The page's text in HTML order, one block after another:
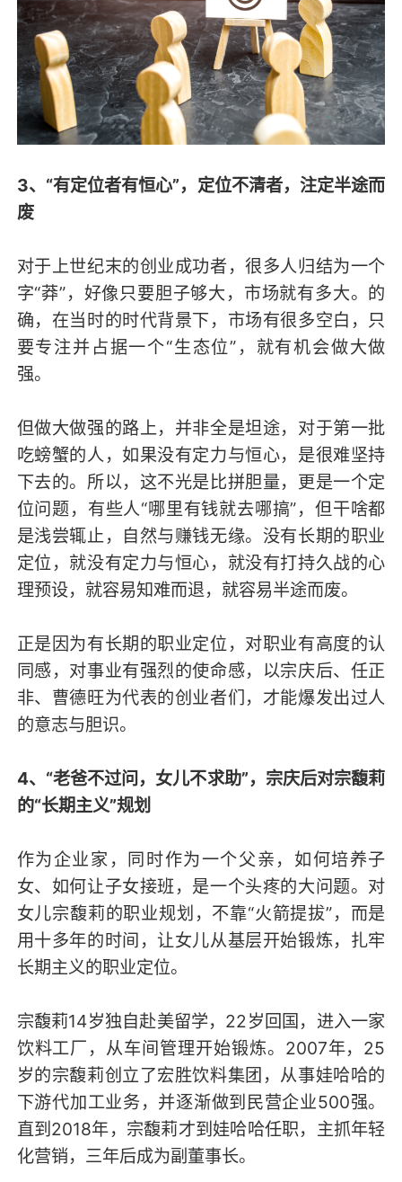
3、“有定位者有恒心”，定位不清者，注定半途而
废
对于上世纪末的创业成功者，很多人归结为一个
字“莽”，好像只要胆子够大，市场就有多大。的
确，在当时的时代背景下，市场有很多空白，只
要专注并占据一个“生态位”，就有机会做大做
强。
但做大做强的路上，并非全是坦途，对于第一批
吃螃蟹的人，如果没有定力与恒心，是很难坚持
下去的。所以，这不光是比拼胆量，更是一个定
位问题，有些人“哪里有钱就去哪搞”，但干啥都
是浅尝辄止，自然与赚钱无缘。没有长期的职业
定位，就没有定力与恒心，就没有打持久战的心
理预设，就容易知难而退，就容易半途而废。
正是因为有长期的职业定位，对职业有高度的认
同感，对事业有强烈的使命感，以宗庆后、任正
非、曹德旺为代表的创业者们，才能爆发出过人
的意志与胆识。
4、“老爸不过问，女儿不求助”，宗庆后对宗馥莉
的“长期主义”规划
作为企业家，同时作为一个父亲，如何培养子
女、如何让子女接班，是一个头疼的大问题。对
女儿宗馥莉的职业规划，不靠“火箭提拔”，而是
用十多年的时间，让女儿从基层开始锻炼，扎牢
长期主义的职业定位。
宗馥莉14岁独自赴美留学，22岁回国，进入一家
饮料工厂，从车间管理开始锻炼。2007年，25
岁的宗馥莉创立了宏胜饮料集团，从事娃哈哈的
下游代加工业务，并逐渐做到民营企业500强。
直到2018年，宗馥莉才到娃哈哈任职，主抓年轻
化营销，三年后成为副董事长。